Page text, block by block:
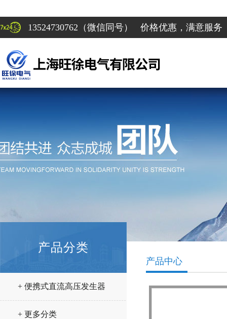
13524730762（微信同号） 价格优惠，满意服务
产品分类
+ 便携式直流高压发生器
+ 更多分类
产品中心